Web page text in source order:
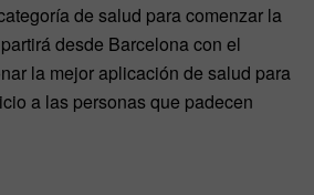
de salud para comenzar la
desde Barcelona con el
la mejor aplicación de salud para
a las personas que padecen